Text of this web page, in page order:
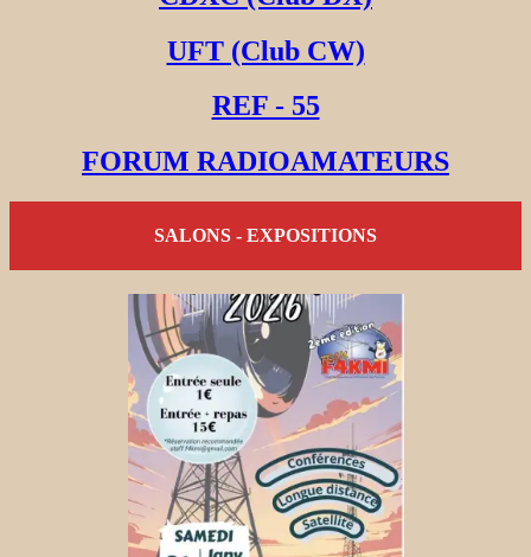
UFT (Club CW)
REF - 55
FORUM RADIOAMATEURS
SALONS - EXPOSITIONS